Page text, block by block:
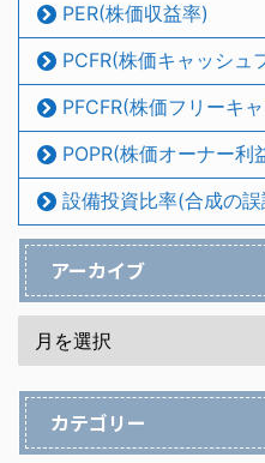
PER(株価収益率)
PCFR(株価キャッシュ
PFCFR(株価フリーキ
POPR(株価オーナー利
設備投資比率(合成の誤
アーカイブ
カテゴリー